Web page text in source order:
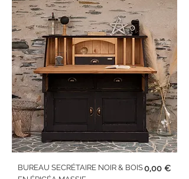
BUREAU SECRÉTAIRE NOIR & BOISPrix
0,00 €